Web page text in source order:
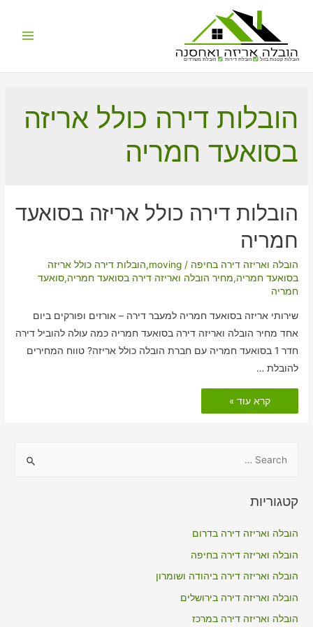
הובלות קטנות בזול הובלת דירות הובלת משרדים
הובלות דירה כולל אריזה
בסואעד חמריה
הובלות דירה כולל אריזה בסואעד
חמריה
הובלה ואריזה דירה בחיפה /
moving
,הובלות דירה כולל אריזה
בסואעד חמריה,מחיר הובלה ואריזה דירה בסואעד חמריה,סואעד
חמריה
שירותי אריזה בסואעד חמריה למעבר דירה – אורזים ופורקים ביום
אחד מחיר הובלה ואריזה דירה בסואעד חמריה כמה עולה להוביל דירה
חדר 1 בסואעד חמריה עם חברת הובלה כולל אריזה? טווח המחירים
להובלת …
הובלות
דירה
כולל
קרא עוד »
r
o
r
:
קטגוריות
הובלה ואריזה דירה בדרום
הובלה ואריזה דירה בחיפה
הובלה ואריזה דירה ביהודה ושומרון
הובלה ואריזה דירה בירושלים
הובלה ואריזה דירה במרכז